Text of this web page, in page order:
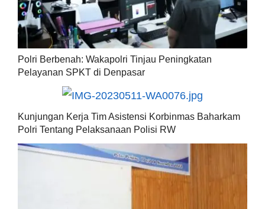
Polri Berbenah: Wakapolri Tinjau Peningkatan
Pelayanan SPKT di Denpasar
Kunjungan Kerja Tim Asistensi Korbinmas Baharkam
Polri Tentang Pelaksanaan Polisi RW